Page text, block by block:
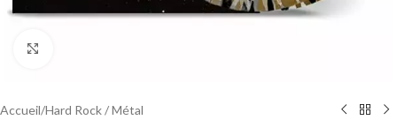
Accueil/Hard Rock / Métal